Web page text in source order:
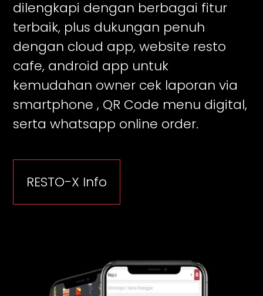
dilengkapi dengan berbagai fitur
terbaik, plus dukungan penuh
dengan cloud app, website resto
cafe, android app untuk
kemudahan owner cek laporan via
smartphone , QR Code menu digital,
serta whatsapp online order.
RESTO-X Info